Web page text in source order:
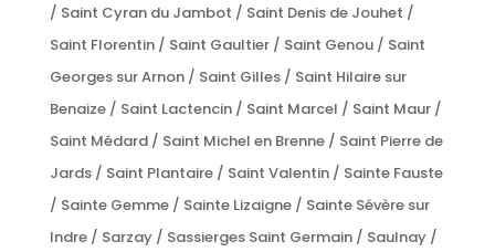
/ Saint Cyran du Jambot / Saint Denis de Jouhet /
Saint Florentin / Saint Gaultier / Saint Genou / Saint
Georges sur Arnon / Saint Gilles / Saint Hilaire sur
Benaize / Saint Lactencin / Saint Marcel / Saint Maur /
Saint Médard / Saint Michel en Brenne / Saint Pierre de
Jards / Saint Plantaire / Saint Valentin / Sainte Fauste
/ Sainte Gemme / Sainte Lizaigne / Sainte Sévère sur
Indre / Sarzay / Sassierges Saint Germain / Saulnay /